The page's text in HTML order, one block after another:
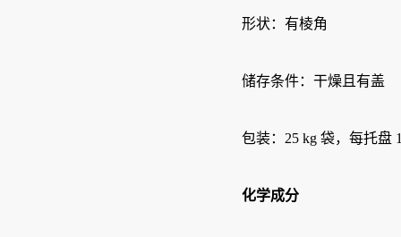
形状：有棱角
储存条件：干燥且有盖
包装：25 kg 袋，每托盘
化学成分